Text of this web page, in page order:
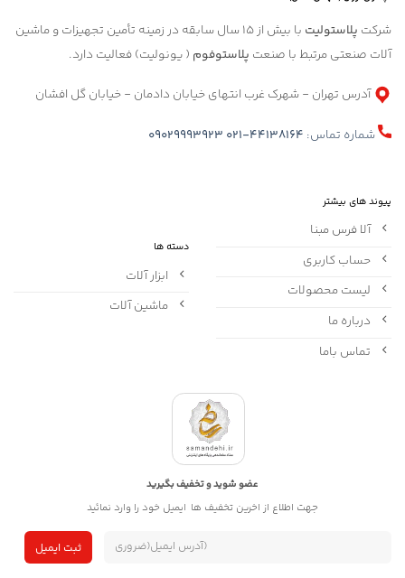
شرکت پلاستولیت
با بیش از 15 سال سابقه در زمینه تأمین تجهیزات و ماشین
آلات صنعتی مرتبط با صنعت پلاستوفوم ( یونولیت) فعالیت دارد.
آدرس تهران - شهرک غرب انتهای خیابان دادمان - خیابان گل افشان
شماره تماس: 021-44138164
09029993923
پیوند های بیشتر
آلا فرس مبنا
حساب کاربری
لیست محصولات
درباره ما
تماس باما
دسته ها
ابزار آلات
ماشین آلات
عضو شوید و تخفیف بگیرید
جهت اطلاع از اخرین تخفیف ها ایمیل خود را وارد نمائید